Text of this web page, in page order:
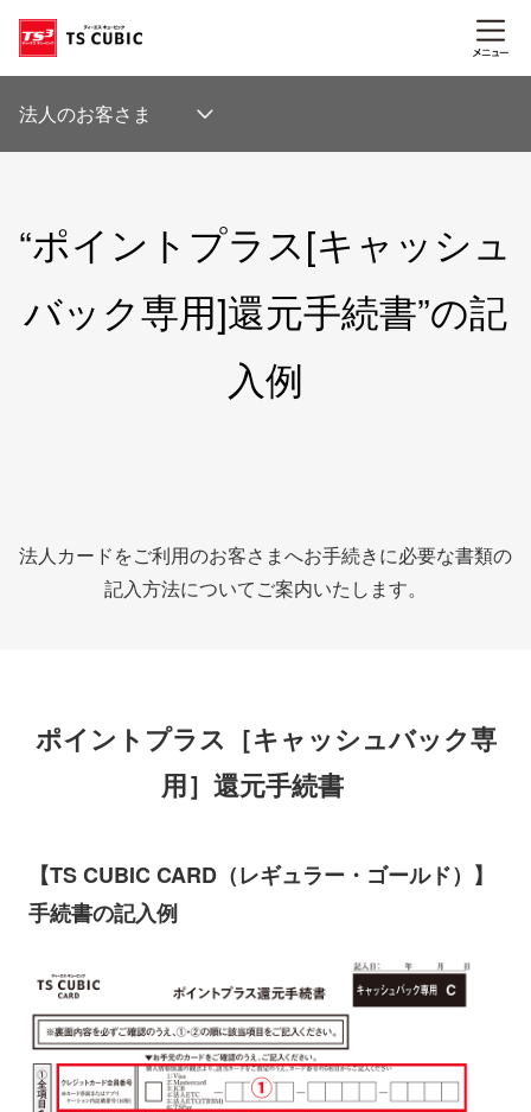
法⼈のお客さま
“ポイントプラス[キャッシュ
バック専用]還元手続書”の記
入例
法人カードをご利用のお客さまへお手続きに必要な書類の
記入方法についてご案内いたします。
ポイントプラス［キャッシュバック専
用］還元手続書
【TS CUBIC CARD（レギュラー・ゴールド）】
手続書の記入例